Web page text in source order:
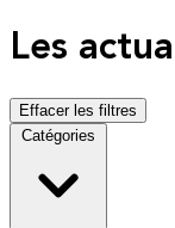
Les
Effacer les filtres
Catégories